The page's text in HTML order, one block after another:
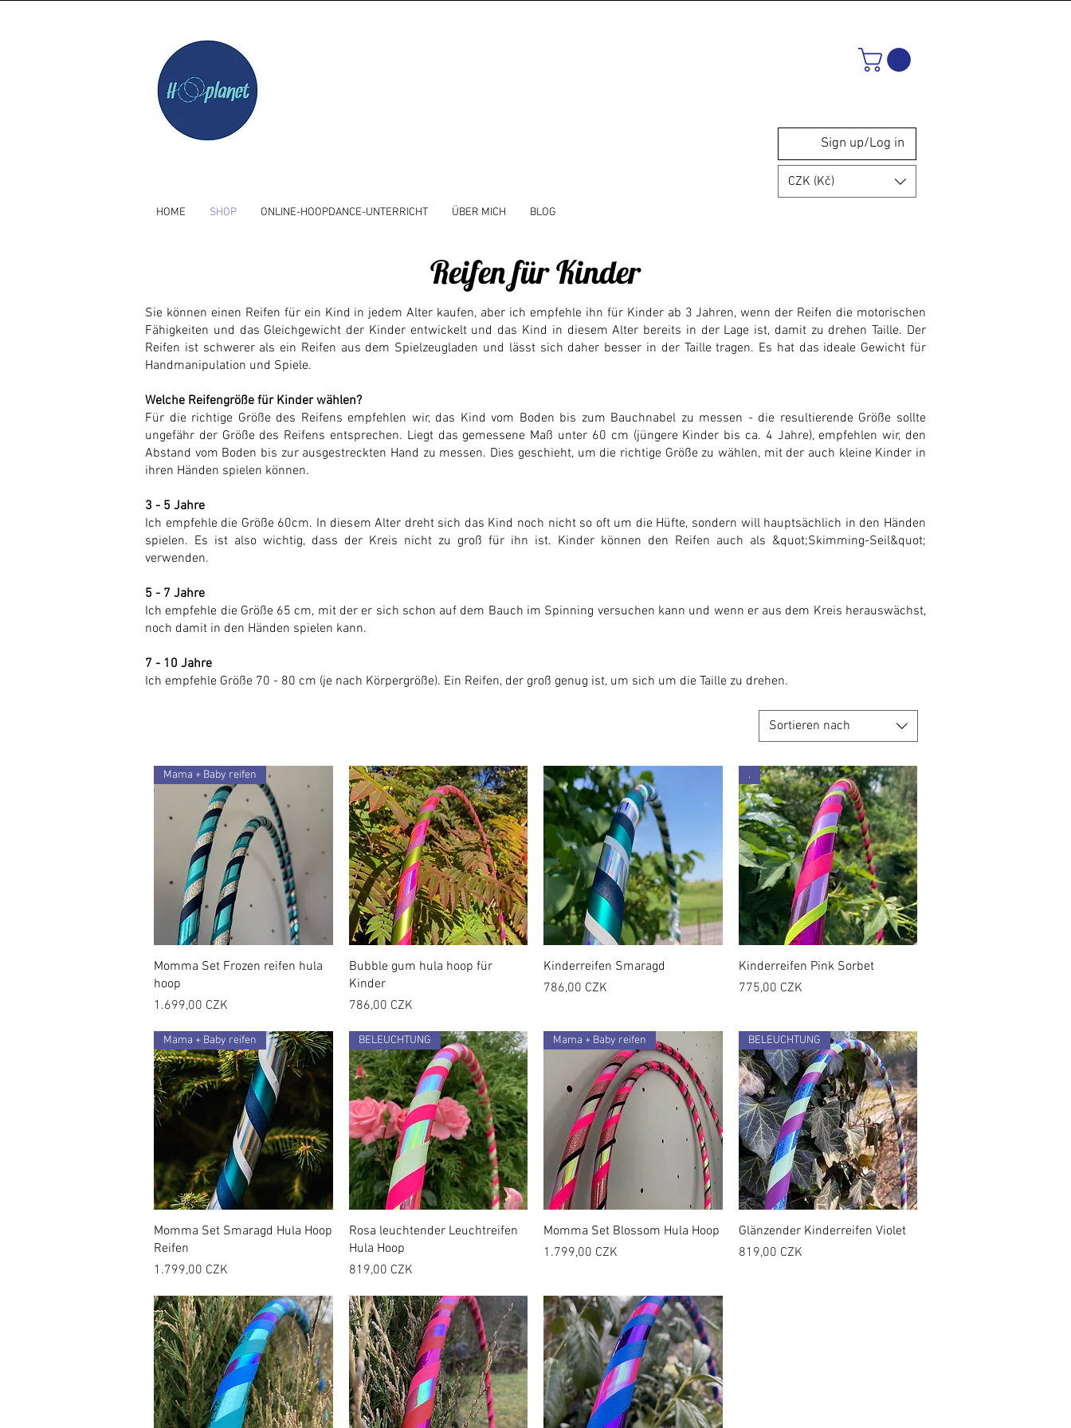
Sign up/Log in
CZK (Kč)
HOME SHOP ONLINE-HOOPDANCE-UNTERRICHT ÜBER MICH BLOG
Reifen für Kinder
Sie können einen Reifen für ein Kind in jedem Alter kaufen, aber ich empfehle ihn für Kinder ab 3 Jahren, wenn der Reifen die motorischen
Fähigkeiten und das Gleichgewicht der Kinder entwickelt und das Kind in diesem Alter bereits in der Lage ist, damit zu drehen Taille. Der
Reifen ist schwerer als ein Reifen aus dem Spielzeugladen und lässt sich daher besser in der Taille tragen. Es hat das ideale Gewicht für
Handmanipulation und Spiele.
Welche Reifengröße für Kinder wählen?
Für die richtige Größe des Reifens empfehlen wir, das Kind vom Boden bis zum Bauchnabel zu messen - die resultierende Größe sollte
ungefähr der Größe des Reifens entsprechen. Liegt das gemessene Maß unter 60 cm (jüngere Kinder bis ca. 4 Jahre), empfehlen wir, den
Abstand vom Boden bis zur ausgestreckten Hand zu messen. Dies geschieht, um die richtige Größe zu wählen, mit der auch kleine Kinder in
ihren Händen spielen können.
3 - 5 Jahre
Ich empfehle die Größe 60cm. In diesem Alter dreht sich das Kind noch nicht so oft um die Hüfte, sondern will hauptsächlich in den Händen
spielen. Es ist also wichtig, dass der Kreis nicht zu groß für ihn ist. Kinder können den Reifen auch als &quot;Skimming-Seil&quot;
verwenden.
5 - 7 Jahre
Ich empfehle die Größe 65 cm, mit der er sich schon auf dem Bauch im Spinning versuchen kann und wenn er aus dem Kreis herauswächst,
noch damit in den Händen spielen kann.
7 - 10 Jahre
Ich empfehle Größe 70 - 80 cm (je nach Körpergröße). Ein Reifen, der groß genug ist, um sich um die Taille zu drehen.
Sortieren nach
Mama + Baby reifen
Momma Set Frozen reifen hula
hoop
Preis
1.699,00 CZK
Bubble gum hula hoop für
Kinder
Preis
786,00 CZK
Kinderreifen Smaragd
Preis
786,00 CZK
.
Kinderreifen Pink Sorbet
Preis
775,00 CZK
Mama + Baby reifen
Momma Set Smaragd Hula Hoop
Reifen
Preis
1.799,00 CZK
BELEUCHTUNG
Rosa leuchtender Leuchtreifen
Hula Hoop
Preis
819,00 CZK
Mama + Baby reifen
Momma Set Blossom Hula Hoop
Preis
1.799,00 CZK
BELEUCHTUNG
Glänzender Kinderreifen Violet
Preis
819,00 CZK